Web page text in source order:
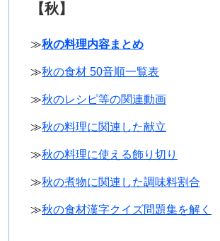
【秋】
≫秋の料理内容まとめ
≫秋の食材 50音順一覧表
≫秋のレシピ等の関連動画
≫秋の料理に関連した献立
≫秋の料理に使える飾り切り
≫秋の煮物に関連した調味料割合
≫秋の食材漢字クイズ問題集を解く